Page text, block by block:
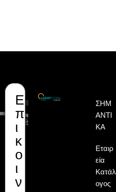
Ε
π
ι
κ
ο
ι
ν
Όνομα
Επώνυμο
Email
ΣΗΜ
ΑΝΤΙ
ΚΆ
Εταιρ
εία
Κατάλ
ογος